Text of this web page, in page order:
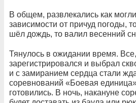
В общем, развлекались как
зависимости от причуд погоды,
шёл дождь, то валил весенний
Тянулось в ожидании время.
зарегистрировался и выбрал
и с замиранием сердца стали
соревнований «Боевая
готовились. В ночь, накануне